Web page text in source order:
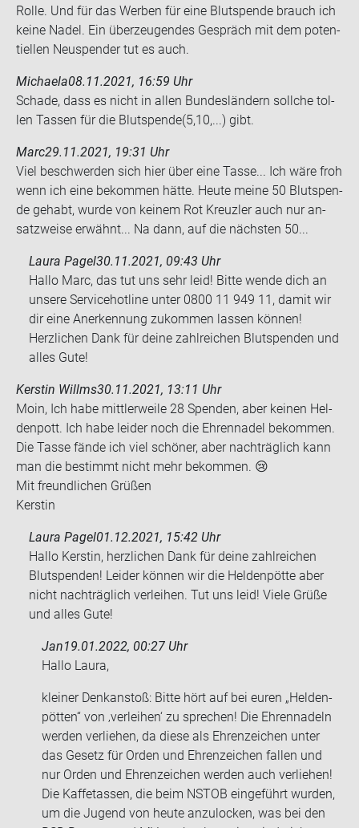
Rolle. Und für das Wer­ben für eine Blut­spen­de brauch ich
keine Nadel. Ein über­zeu­gen­des Ge­spräch mit dem po­ten­
ti­el­len Neu­spen­der tut es auch.
Michaela08.11.2021, 16:59 Uhr
Scha­de, dass es nicht in allen Bun­des­län­dern soll­che tol­
len Tas­sen für die Blut­spen­de(5,10,...) gibt.
Marc29.11.2021, 19:31 Uhr
Viel be­schwer­den sich hier über eine Tasse... Ich wäre froh
wenn ich eine be­kom­men hätte. Heute meine 50 Blut­spen­
de ge­habt, wurde von kei­nem Rot Kreuz­ler auch nur an­
satz­wei­se er­wähnt... Na dann, auf die nächs­ten 50...
Laura Pagel30.11.2021, 09:43 Uhr
Hallo Marc, das tut uns sehr leid! Bitte wende dich an
unsere Servicehotline unter 0800 11 949 11, damit wir
dir eine Anerkennung zukommen lassen können!
Herzlichen Dank für deine zahlreichen Blutspenden und
alles Gute!
Kerstin Willms30.11.2021, 13:11 Uhr
Moin, Ich habe mitt­ler­wei­le 28 Spen­den, aber kei­nen Hel­
den­pott. Ich habe lei­der noch die Eh­ren­na­del be­kom­men.
Die Tasse fände ich viel schö­ner, aber nach­träg­lich kann
man die be­stimmt nicht mehr be­kom­men. 😢
Mit freund­li­chen Grü­ßen
Kers­tin
Laura Pagel01.12.2021, 15:42 Uhr
Hallo Kerstin, herzlichen Dank für deine zahlreichen
Blutspenden! Leider können wir die Heldenpötte aber
nicht nachträglich verleihen. Tut uns leid! Viele Grüße
und alles Gute!
Jan19.01.2022, 00:27 Uhr
Hallo Laura,
klei­ner Denk­an­stoß: Bitte hört auf bei euren „Hel­den­
pöt­ten“ von ‚ver­lei­hen‘ zu spre­chen! Die Eh­ren­na­deln
wer­den ver­lie­hen, da diese als Eh­ren­zei­chen unter
das Ge­setz für Orden und Eh­ren­zei­chen fal­len und
nur Orden und Eh­ren­zei­chen wer­den auch ver­lie­hen!
Die Kaff­e­tas­sen, die beim NSTOB ein­ge­führt wur­den,
um die Ju­gend von heute an­zu­lo­cken, was bei den